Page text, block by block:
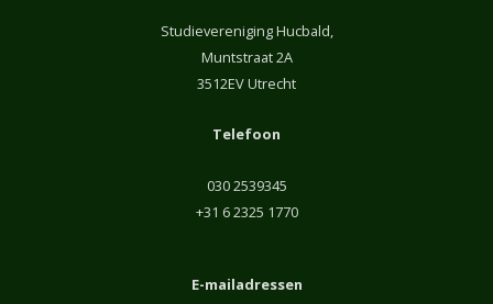
Studievereniging Hucbald,
Muntstraat 2A
3512EV Utrecht
Telefoon
030 2539345
+31 6 2325 1770
E-mailadressen